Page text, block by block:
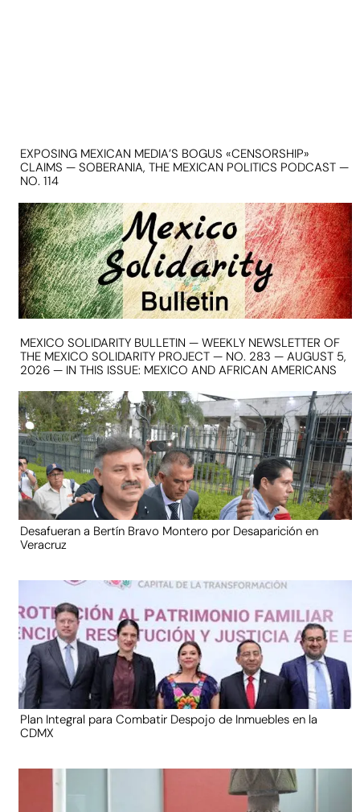
EXPOSING MEXICAN MEDIA’S BOGUS «CENSORSHIP»
CLAIMS — SOBERANIA, THE MEXICAN POLITICS PODCAST —
NO. 114
MEXICO SOLIDARITY BULLETIN — WEEKLY NEWSLETTER OF
THE MEXICO SOLIDARITY PROJECT — NO. 283 — AUGUST 5,
2026 — IN THIS ISSUE: MEXICO AND AFRICAN AMERICANS
Desafueran a Bertín Bravo Montero por Desaparición en
Veracruz
Plan Integral para Combatir Despojo de Inmuebles en la
CDMX